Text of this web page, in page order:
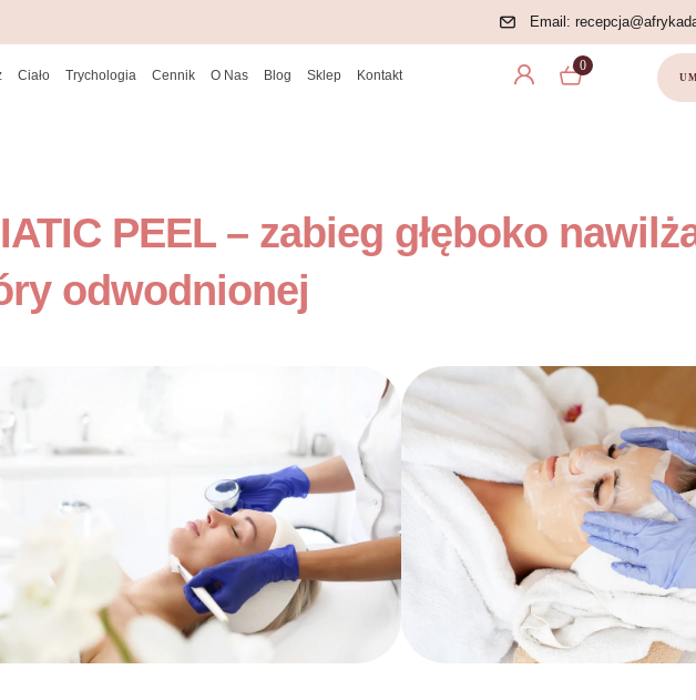
Email:
Ciało Trychologia Cennik O Nas Blog Sklep Kontakt
0
PEEL – zabieg głęboko
odwodnionej